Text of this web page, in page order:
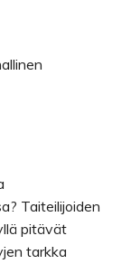
Taiteilijoiden
pitävät
tarkka